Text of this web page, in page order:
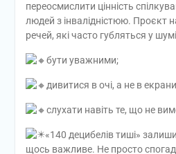
переосмислити цінність
людей з інвалідністюю. Проєкт
речей, які часто губляться у
бути уважними;
дивитися в очі, а не в
слухати навіть те, що не
«140 децибелів тиші»
щось важливе. Не просто